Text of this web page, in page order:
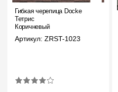
Гибкая черепица Docke
Тетрис
Коричневый
Артикул: ZRST-1023